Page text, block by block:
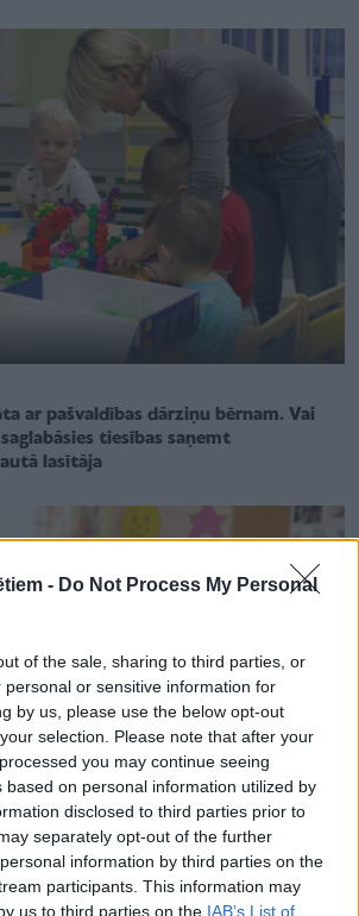
- Do Not Process My Personal
of the sale, sharing to third parties, or
personal or sensitive information for
by us, please use the below opt-out
selection. Please note that after your
you may continue seeing
based on personal information utilized by
disclosed to third parties prior to
separately opt-out of the further
information by third parties on the
participants. This information may
us to third parties on the IAB’s List of
ar pašvaldības dārziņu bērnam. Vai
tiesības saņemt
lasītāja
par izmaiņām pirmsskolu izglītības